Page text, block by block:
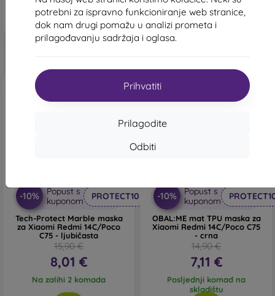
potrebni za ispravno funkcioniranje web stranice,
dok nam drugi pomažu u analizi prometa i
prilagođavanju sadržaja i oglasa.
Prihvatiti
Prilagodite
Odbiti
Posljednji komad na
skladištu
Na zalihi > 5 komada
-10%
Popust s
kuponom
PROTECT10
Tech-Protect Marble maska
za Xiaomi Redmi 14C/Poco
C75 - ljubičasta
15,90 €
8,01 €
Na zalihi 2 komada
-10%
Popust s
kuponom
OBAL:ME mat TPU maska za
Xiaomi Redmi 14C/Poco C75
- crna
14,90 €
7,11 €
Posljednji komad na
skladištu